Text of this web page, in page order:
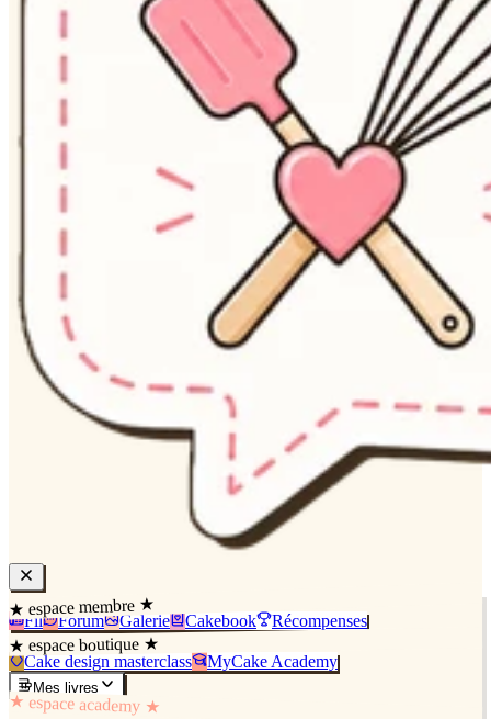
★ espace membre ★
Fil Forum Galerie Cakebook Récompenses
★ espace boutique ★
Cake design masterclass MyCake Academy
Mes livres
★ espace academy ★